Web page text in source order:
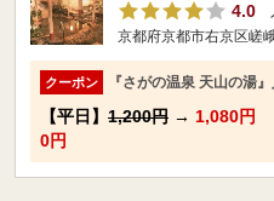
4.0
京都府京都市右京区嵯
クーポン 『さがの温泉 天山の湯
【平日】 1,200円 → 1,080円
0円